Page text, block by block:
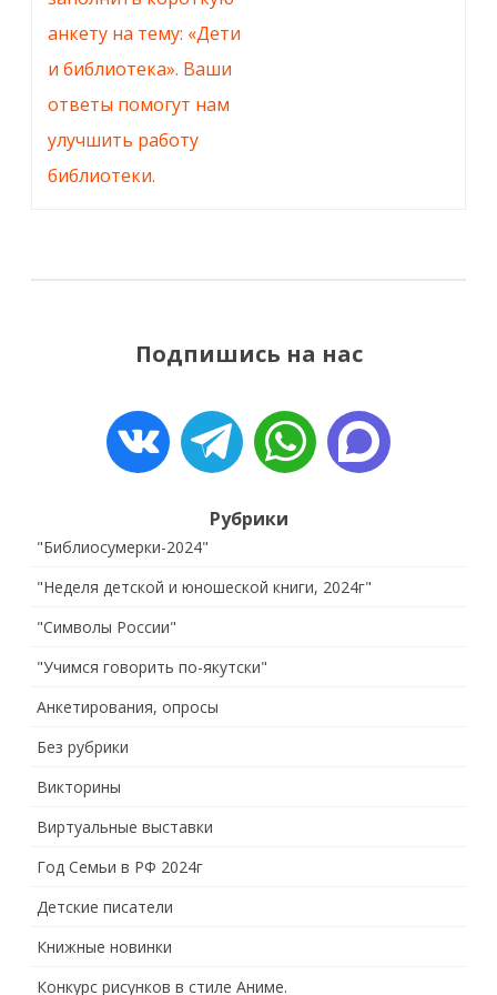
анкету на тему: «Дети
и библиотека». Ваши
ответы помогут нам
улучшить работу
библиотеки.
Подпишись на нас
Рубрики
"Библиосумерки-2024"
"Неделя детской и юношеской книги, 2024г"
"Символы России"
"Учимся говорить по-якутски"
Анкетирования, опросы
Без рубрики
Викторины
Виртуальные выставки
Год Семьи в РФ 2024г
Детские писатели
Книжные новинки
Конкурс рисунков в стиле Аниме.